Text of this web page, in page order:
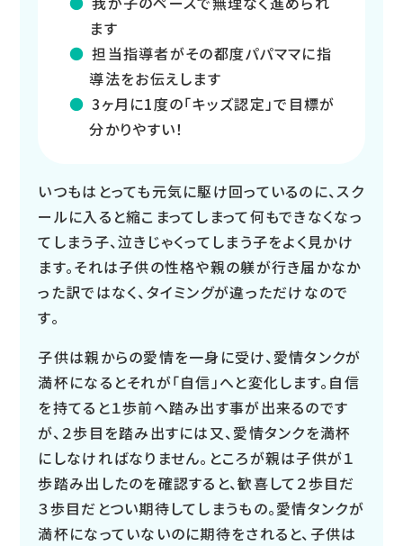
ます
担当指導者がその都度パパママに指
導法をお伝えします
3ヶ月に1度の「キッズ認定」で目標が
分かりやすい！
いつもはとっても元気に駆け回っているのに、スク
ールに入ると縮こまってしまって何もできなくなっ
てしまう子、泣きじゃくってしまう子をよく見かけ
ます。それは子供の性格や親の躾が行き届かなか
った訳ではなく、タイミングが違っただけなので
す。
子供は親からの愛情を一身に受け、愛情タンクが
満杯になるとそれが「自信」へと変化します。自信
を持てると１歩前へ踏み出す事が出来るのです
が、２歩目を踏み出すには又、愛情タンクを満杯
にしなければなりません。ところが親は子供が１
歩踏み出したのを確認すると、歓喜して２歩目だ
３歩目だとつい期待してしまうもの。愛情タンクが
満杯になっていないのに期待をされると、子供は